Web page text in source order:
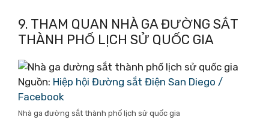
9. THAM QUAN NHÀ GA ĐƯỜNG SẮT
THÀNH PHỐ LỊCH SỬ QUỐC GIA
Nguồn: Hiệp hội Đường sắt Điện San Diego /
Facebook
Nhà ga đường sắt thành phố lịch sử quốc gia